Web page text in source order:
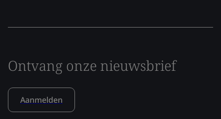
Ontvang onze nieuwsbrief
Aanmelden